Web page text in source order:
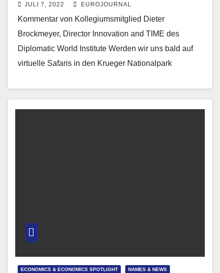
JULI 7, 2022 EUROJOURNAL
Kommentar von Kollegiumsmitglied Dieter
Brockmeyer, Director Innovation and TIME des
Diplomatic World Institute Werden wir uns bald auf
virtuelle Safaris in den Krueger Nationalpark
ECONOMICS & ECONOMICS SPOTLIGHT
NAMES & NEWS